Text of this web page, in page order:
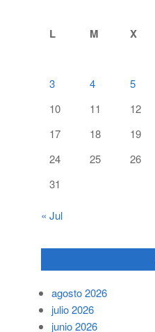
L M X
3
4 5
10
11 12
17
18 19
24
25 26
31
« Jul
agosto 2026
julio 2026
junio 2026